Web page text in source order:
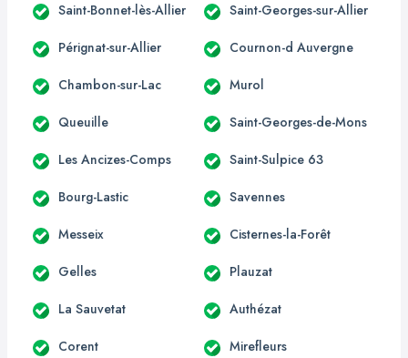
Saint-Bonnet-lès-Allier Saint-Georges-sur-Allier
Pérignat-sur-Allier Cournon-d Auvergne
Chambon-sur-Lac Murol
Queuille Saint-Georges-de-Mons
Les Ancizes-Comps Saint-Sulpice 63
Bourg-Lastic Savennes
Messeix Cisternes-la-Forêt
Gelles Plauzat
La Sauvetat Authézat
Corent Mirefleurs